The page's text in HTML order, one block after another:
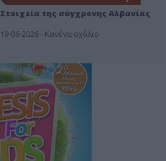
Στοιχεία της σύγχρονης Αλβανίας
19-06-2026 - Κανένα σχόλιο